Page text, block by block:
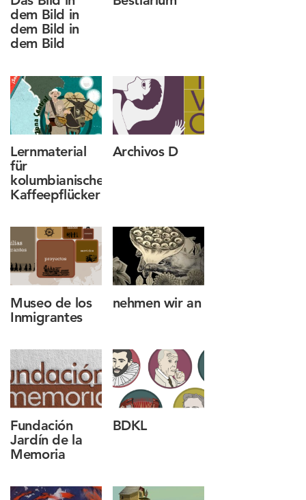
dem Bild in
dem Bild in
dem Bild
Lernmaterial
für
kolumbianische
Kaffeepflücker
Archivos D
Museo de los
Inmigrantes
nehmen wir an
Fundación
Jardín de la
Memoria
BDKL